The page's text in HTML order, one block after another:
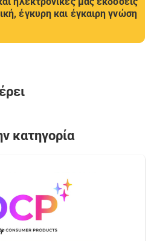
έγκυρη και έγκαιρη γνώση
κατηγορία